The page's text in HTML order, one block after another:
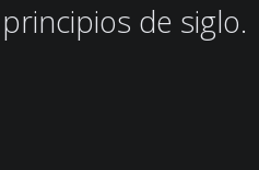
de siglo.